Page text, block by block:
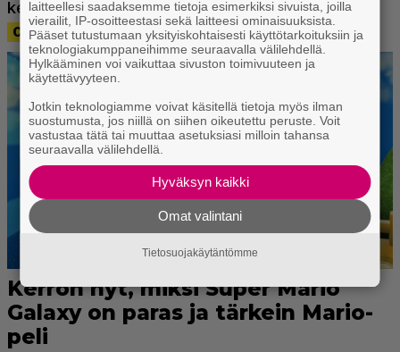
laitteellesi saadaksemme tietoja esimerkiksi sivuista, joilla
vierailit, IP-osoitteestasi sekä laitteesi ominaisuuksista.
Pääset tutustumaan yksityiskohtaisesti käyttötarkoituksiin ja
teknologiakumppaneihimme seuraavalla välilehdellä.
Hylkääminen voi vaikuttaa sivuston toimivuuteen ja
käytettävyyteen.
Jotkin teknologiamme voivat käsitellä tietoja myös ilman
suostumusta, jos niillä on siihen oikeutettu peruste. Voit
vastustaa tätä tai muuttaa asetuksiasi milloin tahansa
seuraavalla välilehdellä.
Hyväksyn kaikki
Omat valintani
Tietosuojakäytäntömme